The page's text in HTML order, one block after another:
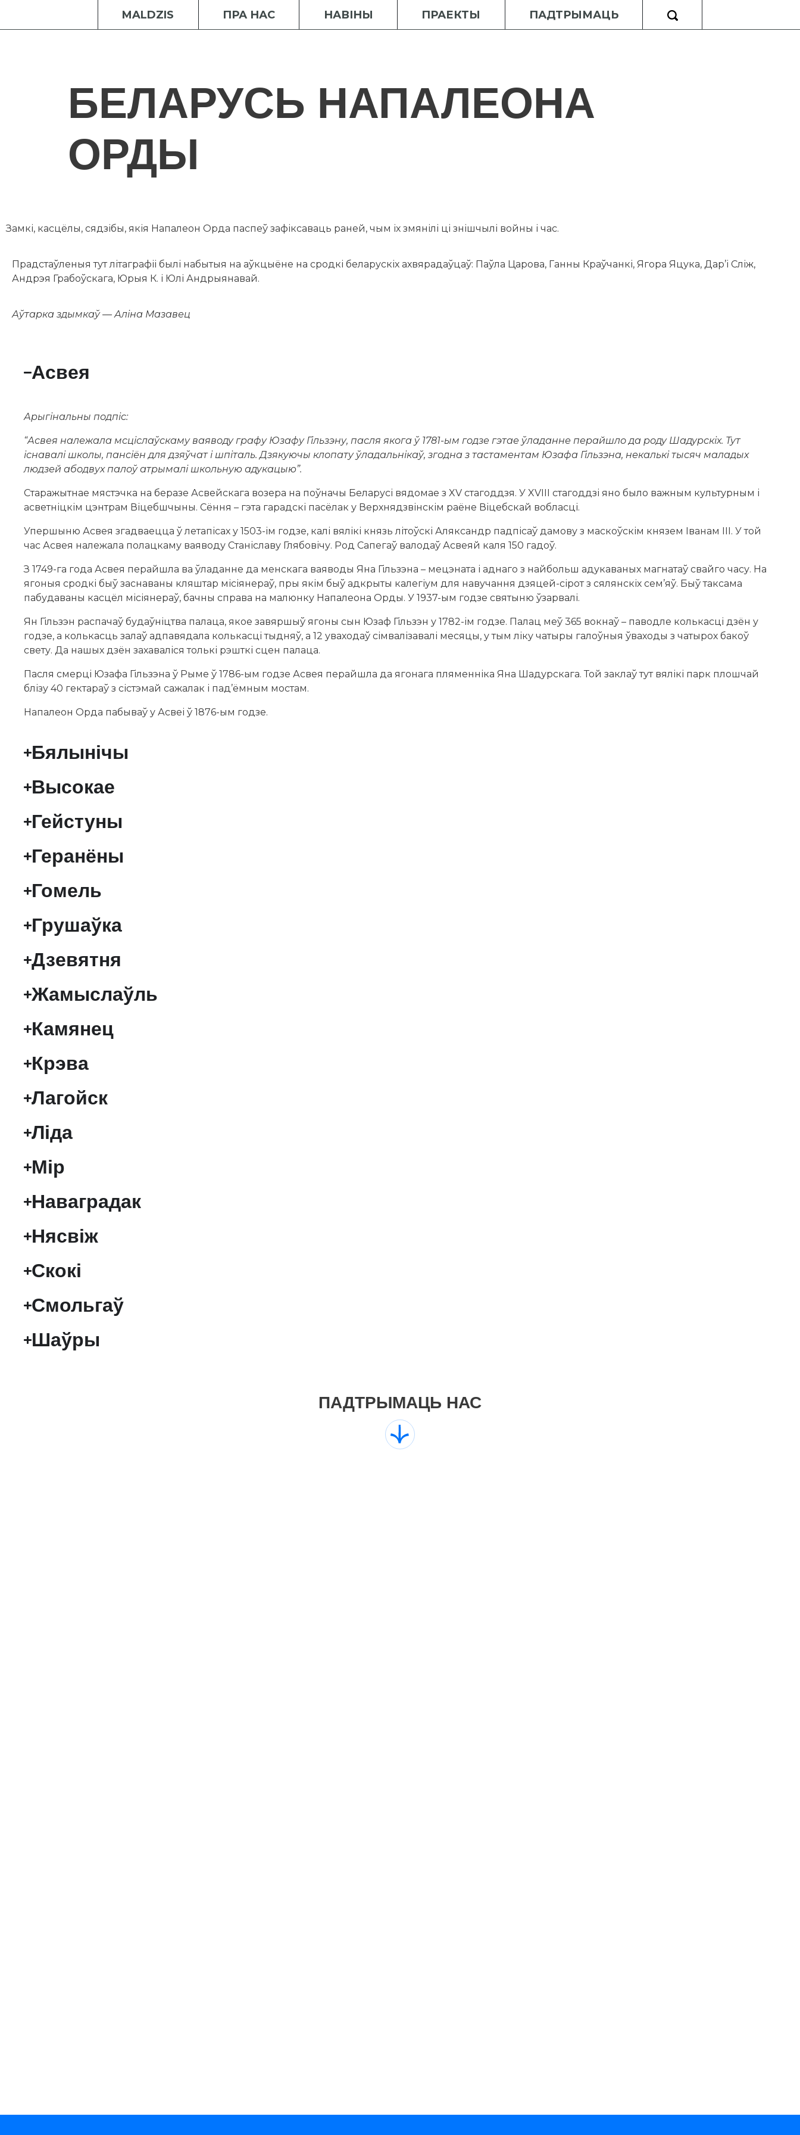
MALDZIS ПРА НАС НАВІНЫ ПРАЕКТЫ ПАДТРЫМАЦЬ
БЕЛАРУСЬ НАПАЛЕОНА
ОРДЫ
Замкі, касцёлы, сядзібы, якія Напалеон Орда паспеў зафіксаваць раней, чым іх змянілі ці знішчылі войны і час.
Прадстаўленыя тут літаграфіі былі набытыя на аўкцыёне на сродкі беларускіх ахвярадаўцаў: Паўла Царова, Ганны Краўчанкі, Ягора Яцука, Дар’і Сліж,
Андрэя Грабоўскага, Юрыя К. і Юлі Андрыянавай.
Аўтарка здымкаў — Аліна Мазавец
Асвея
Арыгінальны подпіс:
“Асвея належала мсціслаўскаму ваяводу графу Юзафу Гільзэну, пасля якога ў 1781-ым годзе гэтае ўладанне перайшло да роду Шадурскіх. Тут
існавалі школы, пансіён для дзяўчат і шпіталь. Дзякуючы клопату ўладальнікаў, згодна з тастаментам Юзафа Гільзэна, некалькі тысяч маладых
людзей абодвух палоў атрымалі школьную адукацыю”.
Старажытнае мястэчка на беразе Асвейскага возера на поўначы Беларусі вядомае з XV стагоддзя. У XVIII стагоддзі яно было важным культурным і
асветніцкім цэнтрам Віцебшчыны. Сёння – гэта гарадскі пасёлак у Верхнядзвінскім раёне Віцебскай вобласці.
Упершыню Асвея згадваецца ў летапісах у 1503-ім годзе, калі вялікі князь літоўскі Аляксандр падпісаў дамову з маскоўскім князем Іванам III. У той
час Асвея належала полацкаму ваяводу Станіславу Глябовічу. Род Сапегаў валодаў Асвеяй каля 150 гадоў.
З 1749-га года Асвея перайшла ва ўладанне да менскага ваяводы Яна Гільзэна – мецэната і аднаго з найбольш адукаваных магнатаў свайго часу. На
ягоныя сродкі быў заснаваны кляштар місіянераў, пры якім быў адкрыты калегіум для навучання дзяцей-сірот з сялянскіх сем’яў. Быў таксама
пабудаваны касцёл місіянераў, бачны справа на малюнку Напалеона Орды. У 1937-ым годзе святыню ўзарвалі.
Ян Гільзэн распачаў будаўніцтва палаца, якое завяршыў ягоны сын Юзаф Гільзэн у 1782-ім годзе. Палац меў 365 вокнаў – паводле колькасці дзён у
годзе, а колькасць залаў адпавядала колькасці тыдняў, а 12 уваходаў сімвалізавалі месяцы, у тым ліку чатыры галоўныя ўваходы з чатырох бакоў
свету. Да нашых дзён захаваліся толькі рэшткі сцен палаца.
Пасля смерці Юзафа Гільзэна ў Рыме ў 1786-ым годзе Асвея перайшла да ягонага пляменніка Яна Шадурскага. Той заклаў тут вялікі парк плошчай
блізу 40 гектараў з сістэмай сажалак і пад’ёмным мостам.
Напалеон Орда пабываў у Асвеі ў 1876-ым годзе.
Бялынічы
Высокае
Гейстуны
Геранёны
Гомель
Грушаўка
Дзевятня
Жамыслаўль
Камянец
Крэва
Лагойск
Ліда
Мір
Наваградак
Нясвіж
Скокі
Смольгаў
Шаўры
ПАДТРЫМАЦЬ НАС